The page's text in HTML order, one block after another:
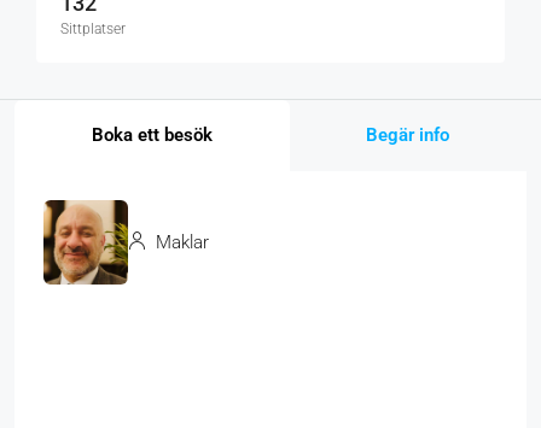
Sittplatser
Boka ett besök Begär info
Maklar